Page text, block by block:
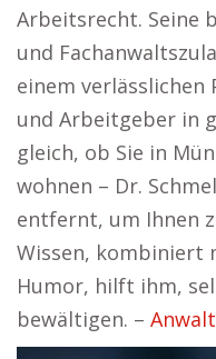
Arbeitsrecht. Seine
und
einem
und Arbeitgeber in
gleich, ob Sie in
wohnen – Dr.
entfernt, um Ihnen
Wissen, kombiniert
Humor, hilft ihm,
bewältigen. –